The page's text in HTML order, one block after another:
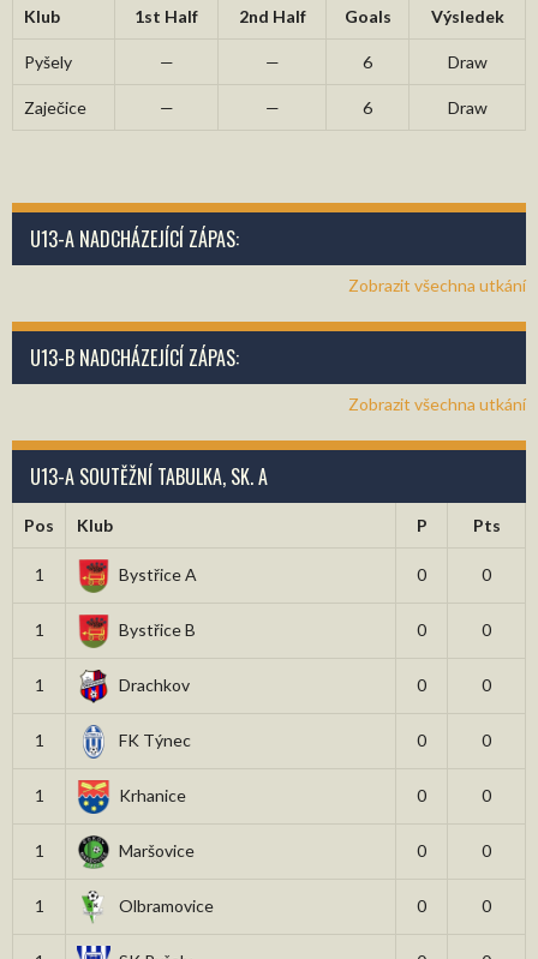
Klub 1st Half 2nd Half Goals Výsledek
Pyšely — — 6 Draw
Zaječice — — 6 Draw
U13-A NADCHÁZEJÍCÍ ZÁPAS:
Zobrazit všechna utkání
U13-B NADCHÁZEJÍCÍ ZÁPAS:
Zobrazit všechna utkání
U13-A SOUTĚŽNÍ TABULKA, SK. A
Pos Klub P Pts
1 Bystřice A 0 0
1 Bystřice B 0 0
1 Drachkov 0 0
1 FK Týnec 0 0
1 Krhanice 0 0
1 Maršovice 0 0
1 Olbramovice 0 0